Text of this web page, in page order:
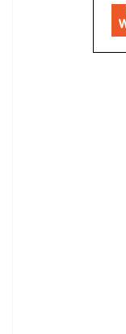
Travaux